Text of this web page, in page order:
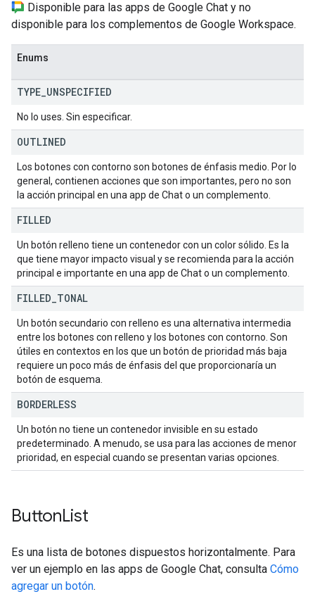
Disponible para las apps de Google Chat y no
disponible para los complementos de Google Workspace.
Enums
TYPE UNSPECIFIED
No lo uses. Sin especificar.
OUTLINED
Los botones con contorno son botones de énfasis medio. Por lo
general, contienen acciones que son importantes, pero no son
la acción principal en una app de Chat o un complemento.
FILLED
Un botón relleno tiene un contenedor con un color sólido. Es la
que tiene mayor impacto visual y se recomienda para la acción
principal e importante en una app de Chat o un complemento.
FILLED TONAL
Un botón secundario con relleno es una alternativa intermedia
entre los botones con relleno y los botones con contorno. Son
útiles en contextos en los que un botón de prioridad más baja
requiere un poco más de énfasis del que proporcionaría un
botón de esquema.
BORDERLESS
Un botón no tiene un contenedor invisible en su estado
predeterminado. A menudo, se usa para las acciones de menor
prioridad, en especial cuando se presentan varias opciones.
ButtonList
Es una lista de botones dispuestos horizontalmente. Para
ver un ejemplo en las apps de Google Chat, consulta Cómo
agregar un botón.